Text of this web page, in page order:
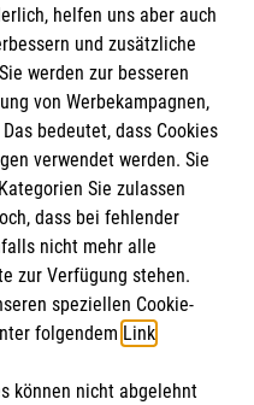
2000 12
|Datenschutz
helfen uns aber auch
und zusätzliche
werden zur besseren
von Werbekampagnen,
bedeutet, dass Cookies
verwendet werden. Sie
Sie zulassen
dass bei fehlender
nicht mehr alle
zur Verfügung stehen.
speziellen Cookie-
folgendem Link.
können nicht abgelehnt